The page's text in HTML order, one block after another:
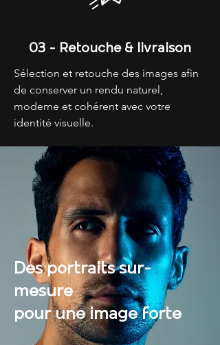
03 - Retouche & livraison
Sélection et retouche des images afin
de conserver un rendu naturel,
moderne et cohérent avec votre
identité visuelle.
Des portraits sur-
mesure
pour une image forte